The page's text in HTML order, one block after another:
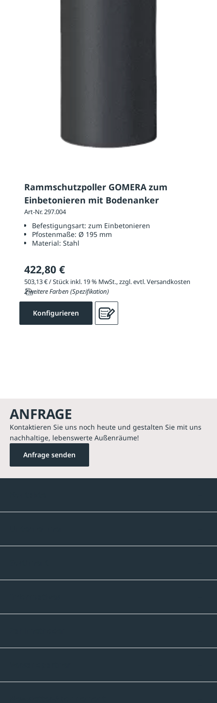
Rammschutzpoller GOMERA zum
Einbetonieren mit Bodenanker
Art-Nr. 297.004
Befestigungsart: zum Einbetonieren
Pfostenmaße: Ø 195 mm
Material: Stahl
422,80 €
503,13 € / Stück inkl. 19 % MwSt., zzgl. evtl. Versandkosten
2 weitere Farben (Spezifikation)
Konfigurieren
ANFRAGE
Kontaktieren Sie uns noch heute und gestalten Sie mit uns
nachhaltige, lebenswerte Außenräume!
Anfrage senden